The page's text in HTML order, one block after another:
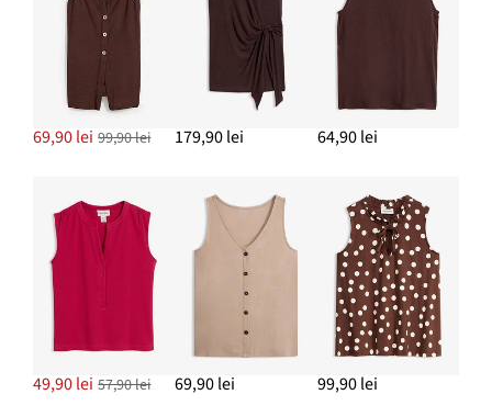
69,90 lei 99,90 lei 179,90 lei 64,90 lei
49,90 lei 57,90 lei 69,90 lei 99,90 lei